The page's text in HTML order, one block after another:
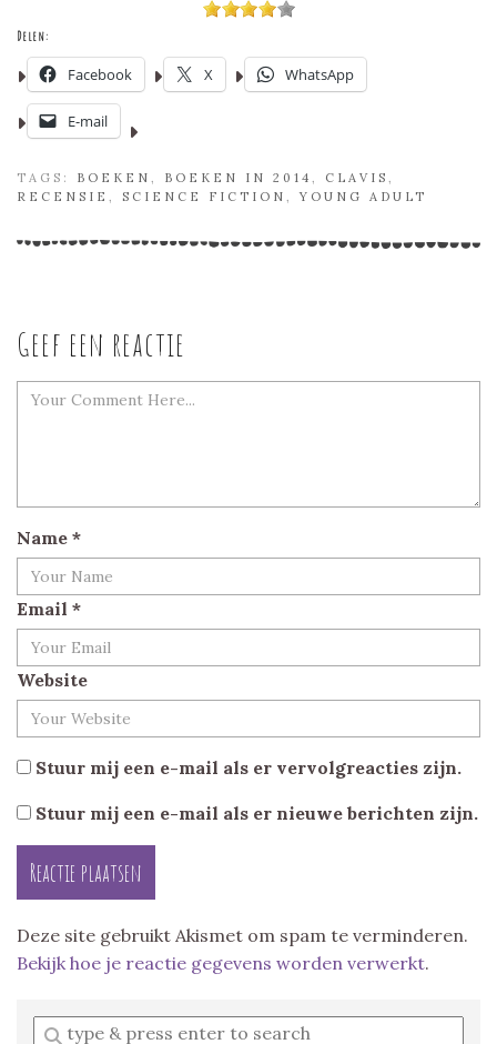
Delen:
Facebook X WhatsApp
E-mail
TAGS: BOEKEN , BOEKEN IN 2014 , CLAVIS ,
RECENSIE , SCIENCE FICTION ,YOUNG ADULT
Geef een reactie
Name *
Email *
Website
Stuur mij een e-mail als er vervolgreacties zijn.
Stuur mij een e-mail als er nieuwe berichten zijn.
Deze site gebruikt Akismet om spam te verminderen.
Bekijk hoe je reactie gegevens worden verwerkt.
Enter